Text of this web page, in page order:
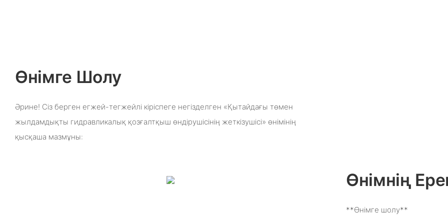
Өнімге Шолу
Әрине! Сіз берген егжей-тегжейлі кіріспеге негізделген «Қытайдағы төмен
жылдамдықты гидравликалық қозғалтқыш өндірушісінің жеткізушісі» өнімінің
қысқаша мазмұны:
Өнімнің
**Өнімге шолу**